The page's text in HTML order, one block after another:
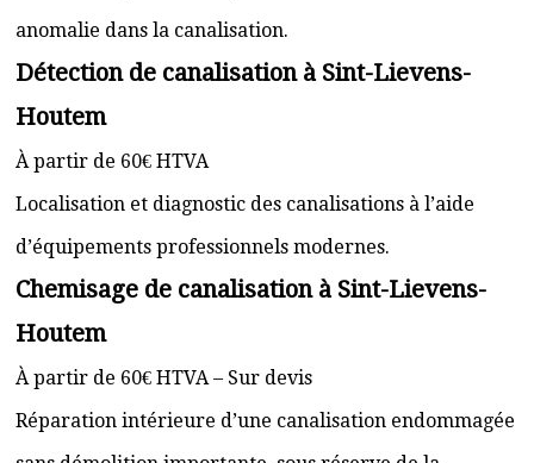
anomalie dans la canalisation.
Détection de canalisation à Sint-Lievens-
Houtem
À partir de 60€ HTVA
Localisation et diagnostic des canalisations à l’aide
d’équipements professionnels modernes.
Chemisage de canalisation à Sint-Lievens-
Houtem
À partir de 60€ HTVA – Sur devis
Réparation intérieure d’une canalisation endommagée